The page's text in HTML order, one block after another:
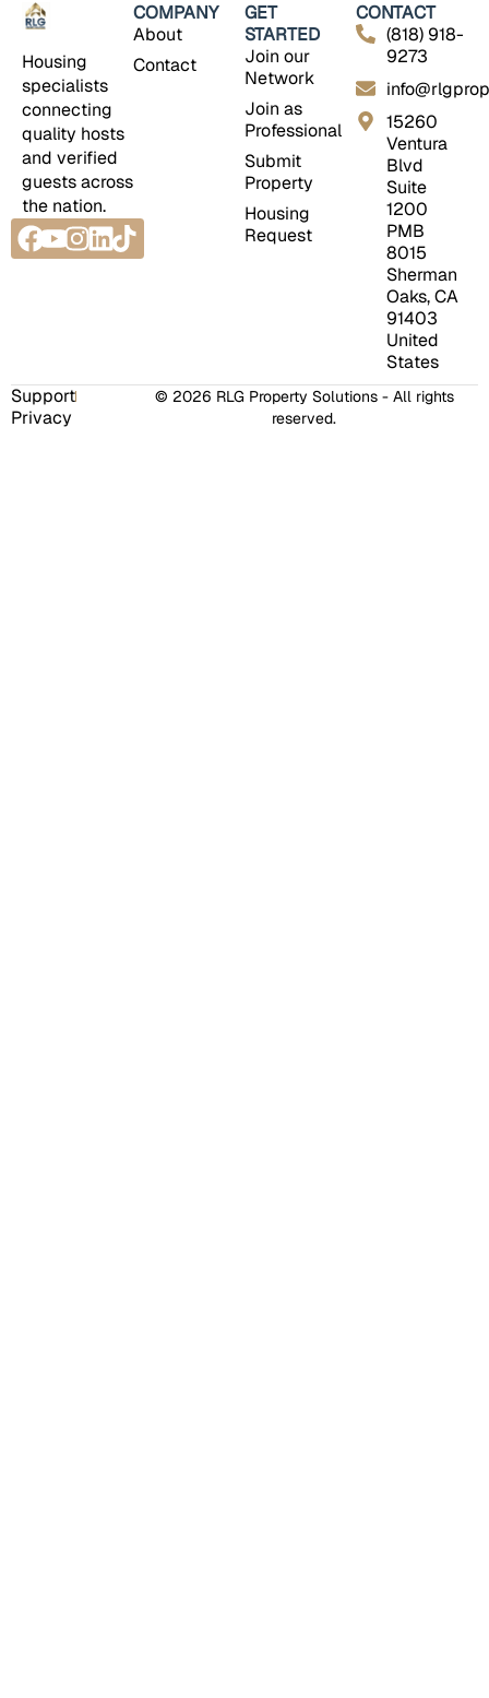
Housing
specialists
connecting
quality hosts
and verified
guests across
the nation.
Facebook
Youtube
Instagram
Linkedin
Tiktok
COMPANY
About
Contact
GET
STARTED
Join our
Network
Join as
Professional
Submit
Property
Housing
Request
CONTACT
(818) 918-
9273
15260
Ventura
Blvd
Suite
1200
PMB
8015
Sherman
Oaks, CA
91403
United
States
© 2026 RLG Property Solutions - All rights
reserved.
Support
Privacy